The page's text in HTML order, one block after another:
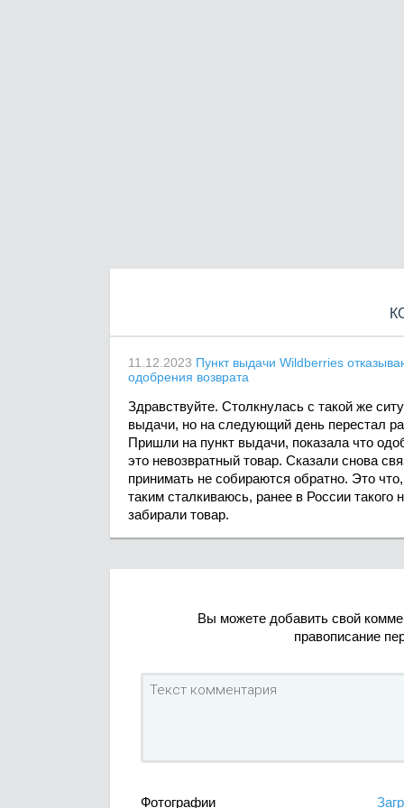
11.12.2023 Пункт выдачи Wildberries
одобрения возврата
Здравствуйте. Столкнулась с такой же
выдачи, но на следующий день перестал
Пришли на пункт выдачи, показала что
это невозвратный товар. Сказали снова
принимать не собираются обратно. Это
таким сталкиваюсь, ранее в России
забирали товар.
Вы можете добавить свой
правописание
Фотографии